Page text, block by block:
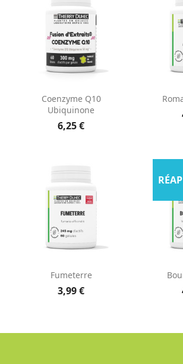
Coenzyme Q10
Ubiquinone
6,25 €
Fumeterre
3,99 €